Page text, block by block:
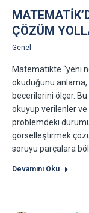
ÇÖZÜM
Genel
Matematikte “yeni
okuduğunu
becerilerini ölçer.
okuyup verilenler ve
problemdeki
görselleştirmek
soruyu parçalara
Devamını Oku